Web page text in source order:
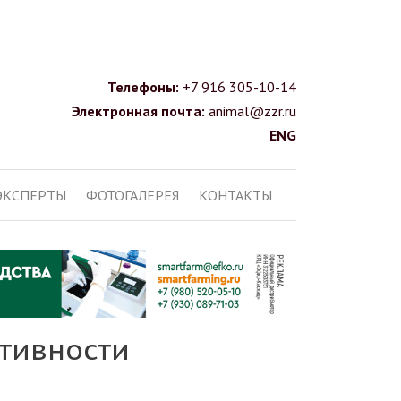
Телефоны: +7 916 305-10-14
Электронная почта: animal@zzr.ru
ENG
ФОТОГАЛЕРЕЯ КОНТАКТЫ